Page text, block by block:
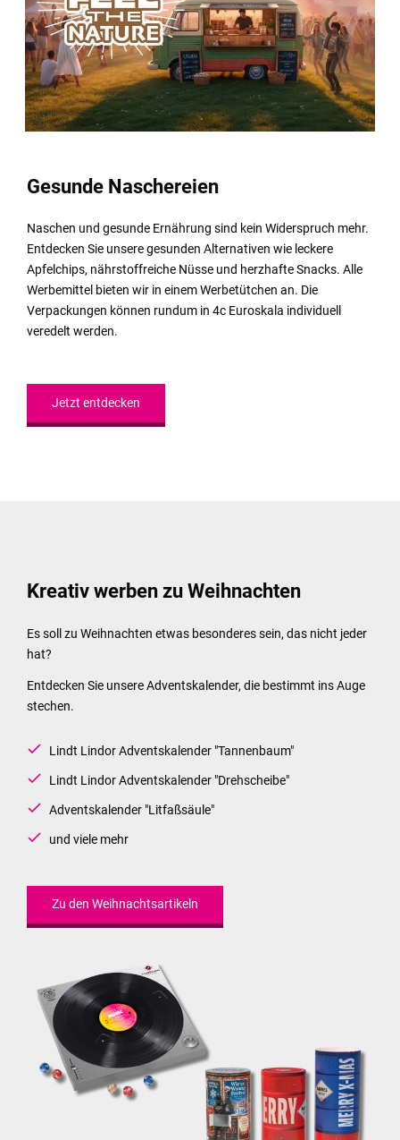
Gesunde Naschereien
Naschen und gesunde Ernährung sind kein Widerspruch mehr.
Entdecken Sie unsere gesunden Alternativen wie leckere
Apfelchips, nährstoffreiche Nüsse und herzhafte Snacks. Alle
Werbemittel bieten wir in einem Werbetütchen an. Die
Verpackungen können rundum in 4c Euroskala individuell
veredelt werden.
Jetzt entdecken
Kreativ werben zu Weihnachten
Es soll zu Weihnachten etwas besonderes sein, das nicht jeder
hat?
Entdecken Sie unsere Adventskalender, die bestimmt ins Auge
stechen.
Lindt Lindor Adventskalender "Tannenbaum"
Lindt Lindor Adventskalender "Drehscheibe"
Adventskalender "Litfaßsäule"
und viele mehr
Zu den Weihnachtsartikeln